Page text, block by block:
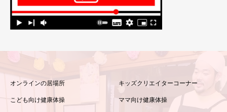
オンラインの居場所 キッズクリエイターコーナー
こども向け健康体操 ママ向け健康体操